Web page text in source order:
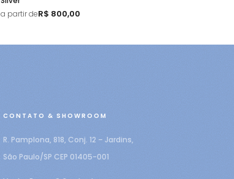
a partir deR$ 800,00
CONTATO & SHOWROOM
R. Pamplona, 818, Conj. 12 – Jardins,
São Paulo/SP CEP 01405-001